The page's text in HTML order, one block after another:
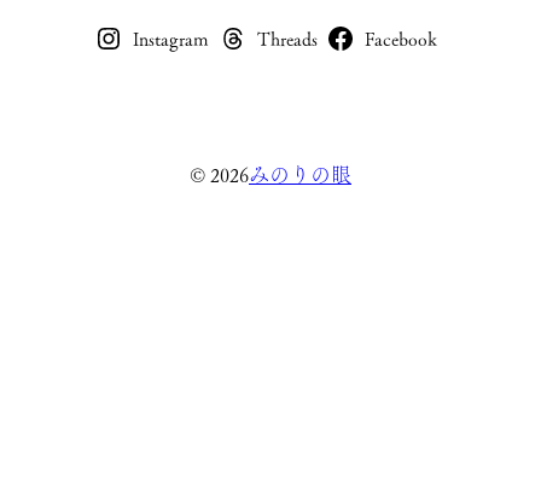
Instagram Threads Facebook
© 2026みのりの眼